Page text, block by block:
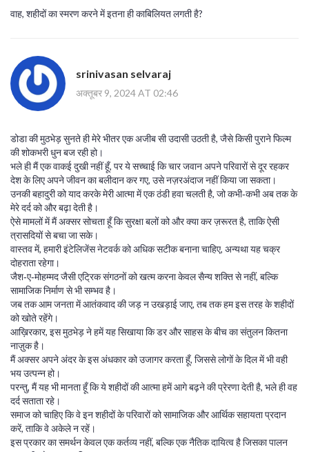
वाह, शहीदों का स्मरण करने में इतना ही काबिलियत लगती है?
srinivasan selvaraj
अक्तूबर 9, 2024 AT 02:46
डोडा की मुठभेड़ सुनते ही मेरे भीतर एक अजीब सी उदासी उठती है, जैसे किसी पुराने फिल्म
की शोकभरी धुन बज रही हो।
भले ही मैं एक वाकई दुखी नहीं हूँ, पर ये सच्चाई कि चार जवान अपने परिवारों से दूर रहकर
देश के लिए अपने जीवन का बलीदान कर गए, उसे नज़रअंदाज नहीं किया जा सकता।
उनकी बहादुरी को याद करके मेरी आत्मा में एक ठंडी हवा चलती है, जो कभी‑कभी अब तक के
मेरे दर्द को और बढ़ा देती है।
ऐसे मामलों में मैं अक्सर सोचता हूँ कि सुरक्षा बलों को और क्या कर ज़रूरत है, ताकि ऐसी
त्रासदियों से बचा जा सके।
वास्तव में, हमारी इंटेलिजेंस नेटवर्क को अधिक सटीक बनाना चाहिए, अन्यथा यह चक्र
दोहराता रहेगा।
जैश‑ए‑मोहम्मद जैसी एट्रिक संगठनों को खत्म करना केवल सैन्य शक्ति से नहीं, बल्कि
सामाजिक निर्माण से भी सम्भव है।
जब तक आम जनता में आतंकवाद की जड़ न उखड़ाई जाए, तब तक हम इस तरह के शहीदों
को खोते रहेंगे।
आख़िरकार, इस मुठभेड़ ने हमें यह सिखाया कि डर और साहस के बीच का संतुलन कितना
नाज़ुक है।
मैं अक्सर अपने अंदर के इस अंधकार को उजागर करता हूँ, जिससे लोगों के दिल में भी वही
भय उत्पन्न हो।
परन्तु, मैं यह भी मानता हूँ कि ये शहीदों की आत्मा हमें आगे बढ़ने की प्रेरणा देती है, भले ही वह
दर्द सताता रहे।
समाज को चाहिए कि वे इन शहीदों के परिवारों को सामाजिक और आर्थिक सहायता प्रदान
करें, ताकि वे अकेले न रहें।
इस प्रकार का समर्थन केवल एक कर्तव्य नहीं, बल्कि एक नैतिक दायित्व है जिसका पालन